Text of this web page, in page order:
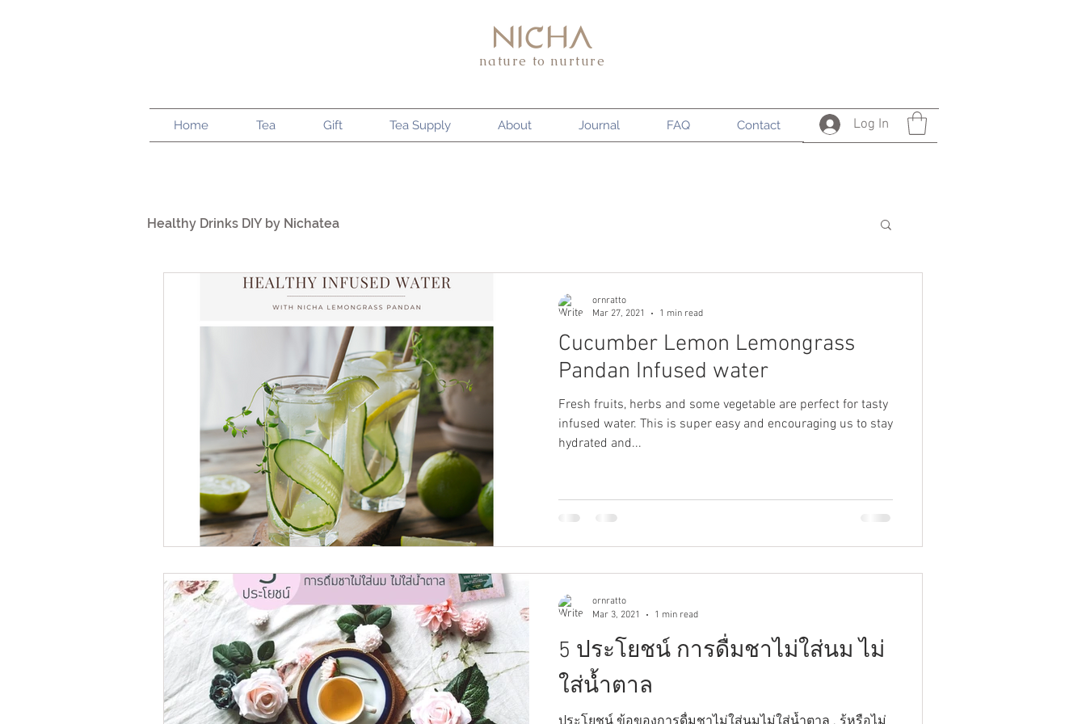
nature to nurture
Home Tea Gift Tea Supply About Journal FAQ Contact Log In
Healthy Drinks DIY by Nichatea
Cucumber Lemon Lemongrass
Pandan Infused water
Fresh fruits, herbs and some vegetable are perfect for tasty
infused water. This is super easy and encouraging us to stay
hydrated and...
ornratto
Mar 27, 2021
1 min read
5 ประโยชน์ การดื่มชาไม่ใส่นม ไม่
ใส่น้ำตาล
ornratto
Mar 3, 2021
1 min read